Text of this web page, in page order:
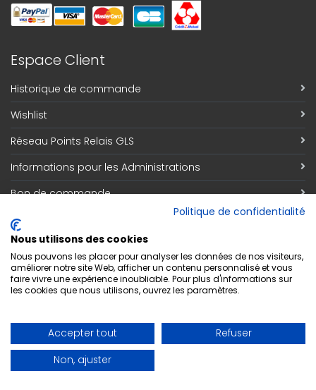
Espace Client
Historique de commande
Wishlist
Réseau Points Relais GLS
Informations pour les Administrations
Bon de commande
Information
Qui sommes nous
Découvrez notre magasin
Respect de la vie privée
Conditions générales de vente
Politique de confidentialité
Nous utilisons des cookies
Nous pouvons les placer pour analyser les données de nos visiteurs,
améliorer notre site Web, afficher un contenu personnalisé et vous
faire vivre une expérience inoubliable. Pour plus d'informations sur
les cookies que nous utilisons, ouvrez les paramètres.
Accepter tout
Refuser
Non, ajuster